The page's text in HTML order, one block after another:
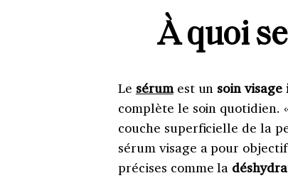
À quoi
Le sérumest un soin
complète le soin quotidien.
couche superficielle de la
sérum visage a pour
précises comme la